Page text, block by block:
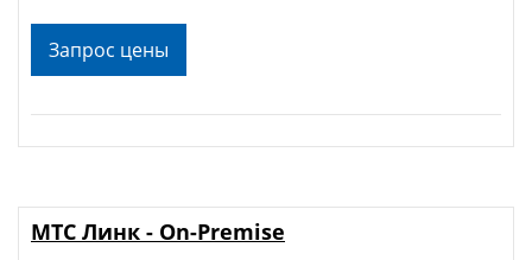
Запрос цены
МТС Линк - On-Premise